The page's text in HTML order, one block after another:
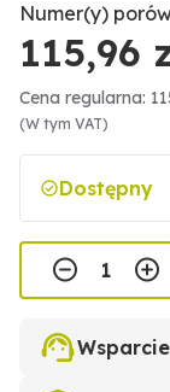
Numer(y)
115,96
Cena regularna:
(W tym VAT)
Dostępny